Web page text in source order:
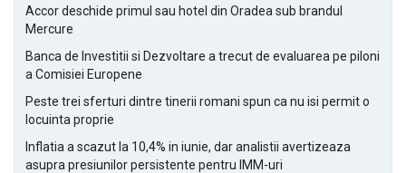
Accor deschide primul sau hotel din Oradea sub brandul
Mercure
Banca de Investitii si Dezvoltare a trecut de evaluarea pe piloni
a Comisiei Europene
Peste trei sferturi dintre tinerii romani spun ca nu isi permit o
locuinta proprie
Inflatia a scazut la 10,4% in iunie, dar analistii avertizeaza
asupra presiunilor persistente pentru IMM-uri